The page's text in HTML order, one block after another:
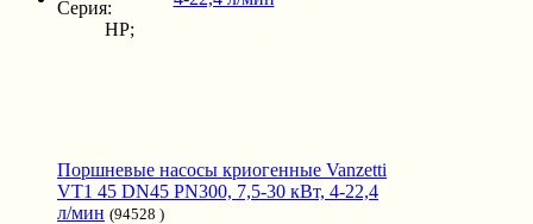
Серия:
HP;
Поршневые насосы криогенные Vanzetti
VT1 45 DN45 PN300, 7,5-30 кВт, 4-22,4
л/мин (94528 )